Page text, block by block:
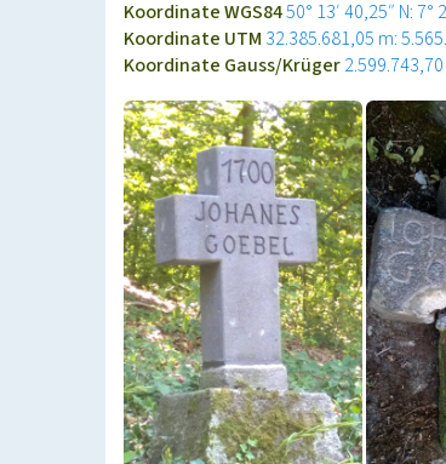
Koordinate WGS8450° 13′ 40,25″ N: 7°
Koordinate UTM 32.385.681,05 m:
Koordinate Gauss/Krüger